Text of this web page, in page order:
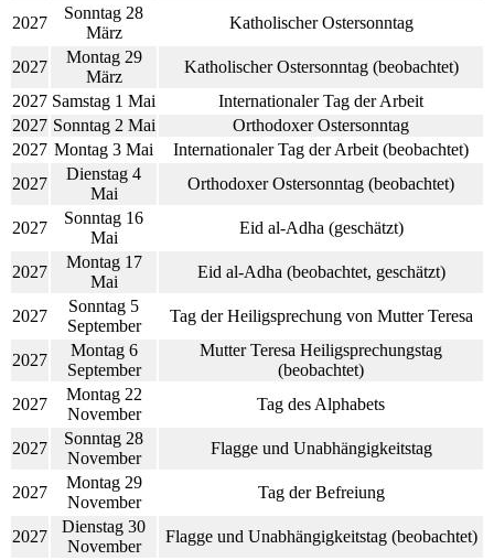
2027
Sonntag 28
März
Katholischer Ostersonntag
2027
Montag 29
März
Katholischer Ostersonntag (beobachtet)
2027 Samstag 1 Mai
Internationaler Tag der Arbeit
2027 Sonntag 2 Mai
Orthodoxer Ostersonntag
2027 Montag 3 Mai
Internationaler Tag der Arbeit (beobachtet)
2027
Dienstag 4
Mai
Orthodoxer Ostersonntag (beobachtet)
2027
Sonntag 16
Mai
Eid al-Adha (geschätzt)
2027
Montag 17
Mai
Eid al-Adha (beobachtet, geschätzt)
2027
Sonntag 5
September
Tag der Heiligsprechung von Mutter Teresa
2027
Montag 6
September
Mutter Teresa Heiligsprechungstag
(beobachtet)
2027
Montag 22
November
Tag des Alphabets
2027
Sonntag 28
November
Flagge und Unabhängigkeitstag
2027
Montag 29
November
Tag der Befreiung
2027
Dienstag 30
November
Flagge und Unabhängigkeitstag (beobachtet)